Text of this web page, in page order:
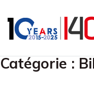
Catégorie :